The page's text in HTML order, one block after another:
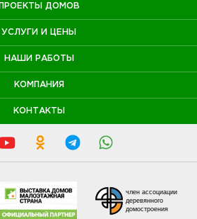
ПРОЕКТЫ ДОМОВ
УСЛУГИ И ЦЕНЫ
НАШИ РАБОТЫ
КОМПАНИЯ
КОНТАКТЫ
член ассоциации
деревянного
домостроения